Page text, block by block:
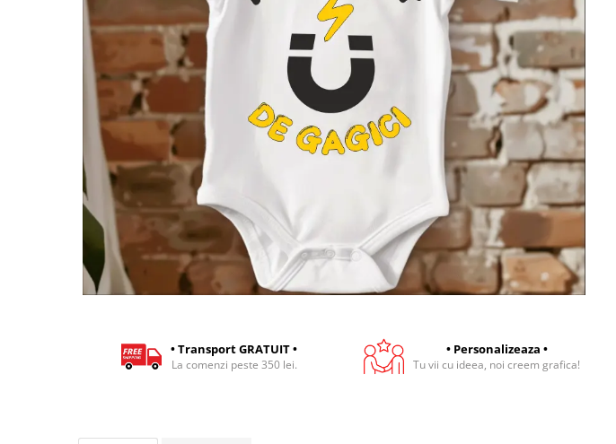
Body bebelusi personalizate
Perne personalizate
Plusuri personalizate
Agende personalizate
Etichete pentru sticla de vin
Cadouri Personalizate Unice
Sorturi Personalizate
Cadouri pentru Doctori
Cadouri Pensionare
Cadouri Profesori
• Transport GRATUIT •
La comenzi peste 350 lei.
• Personalizeaza •
Tu vii cu ideea, noi creem grafica!